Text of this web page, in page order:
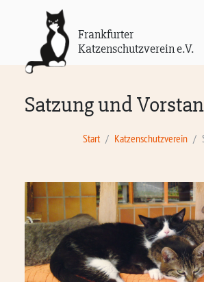
Frankfurter
Katzenschutzverein e.V.
Satzung und
Start Katzenschutzverein